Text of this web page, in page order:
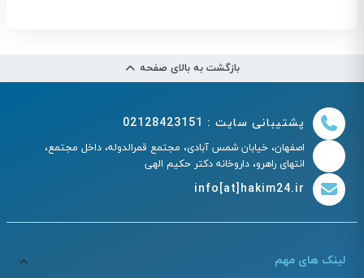
بازگشت به بالای صفحه
پشتیبانی سایت : 02128423151
اصفهان، خیابان شمس آبادی، مجتمع قمرالدوله، داخل مجتمع،
انتهای راهرو، داروخانه دکتر حکیم الهی
info[at]hakim24.ir
لینک های مهم